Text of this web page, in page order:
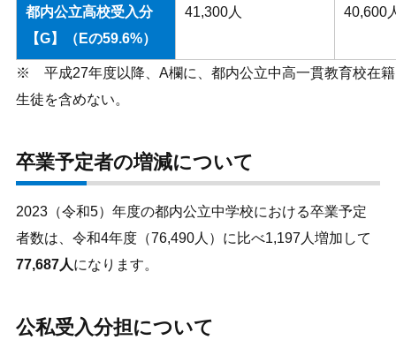
都内公立高校受入分
【G】（Eの59.6%）
41,300人 40,600
※ 平成27年度以降、A欄に、都内公立中高一貫教育校在籍
生徒を含めない。
卒業予定者の増減について
2023（令和5）年度の都内公立中学校における卒業予定
者数は、令和4年度（76,490人）に比べ1,197人増加して
77,687人になります。
公私受入分担について